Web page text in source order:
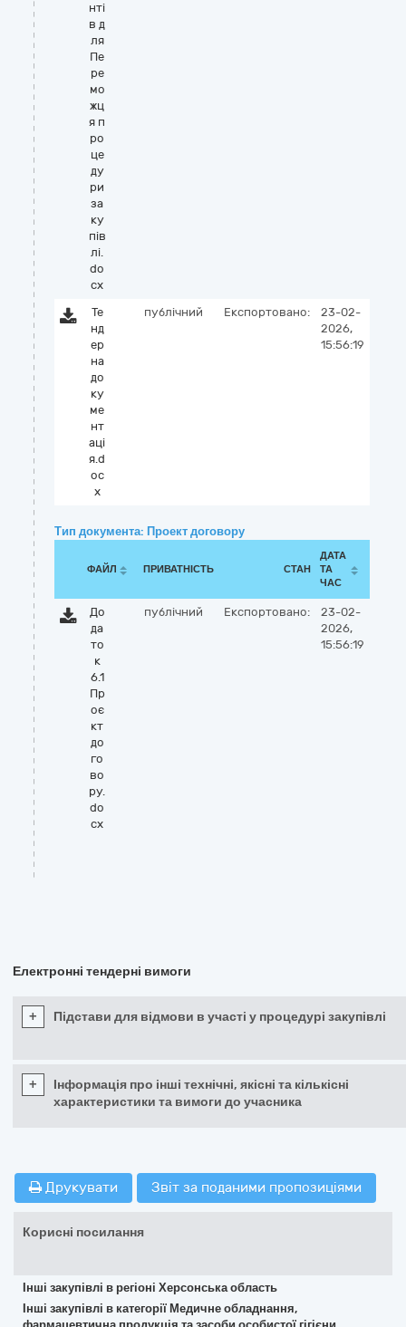
нті
в д
ля
Пе
ре
мо
жц
я п
ро
це
ду
ри
за
ку
пів
лі.
do
cx
Те
нд
ер
на
до
ку
ме
нт
аці
я.d
oc
x
публічний Експортовано:
23-02-
2026,
15:56:19
Тип документа: Проект договору
ФАЙЛ ПРИВАТНІСТЬ СТАН
ДАТА
ТА
ЧАС
До
да
то
к
6.1
Пр
оє
кт
до
го
во
ру.
do
cx
публічний Експортовано:
23-02-
2026,
15:56:19
Електронні тендерні вимоги
+ Підстави для відмови в участі у процедурі закупівлі
+
Інформація про інші технічні, якісні та кількісні
характеристики та вимоги до учасника
Друкувати Звіт за поданими пропозиціями
Корисні посилання
Інші закупівлі в регіоні Херсонська область
Інші закупівлі в категорії Медичне обладнання,